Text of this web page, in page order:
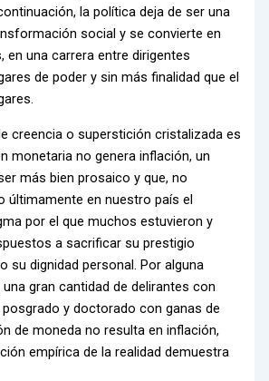
la política deja de ser una
social y se convierte en
en una carrera entre dirigentes
de poder y sin más finalidad que el
creencia o superstición cristalizada es
monetaria no genera inflación, un
más bien prosaico y que, no
últimamente en nuestro país el
por el que muchos estuvieron y
a sacrificar su prestigio
su dignidad personal. Por alguna
gran cantidad de delirantes con
y doctorado con ganas de
de moneda no resulta en inflación,
empírica de la realidad demuestra